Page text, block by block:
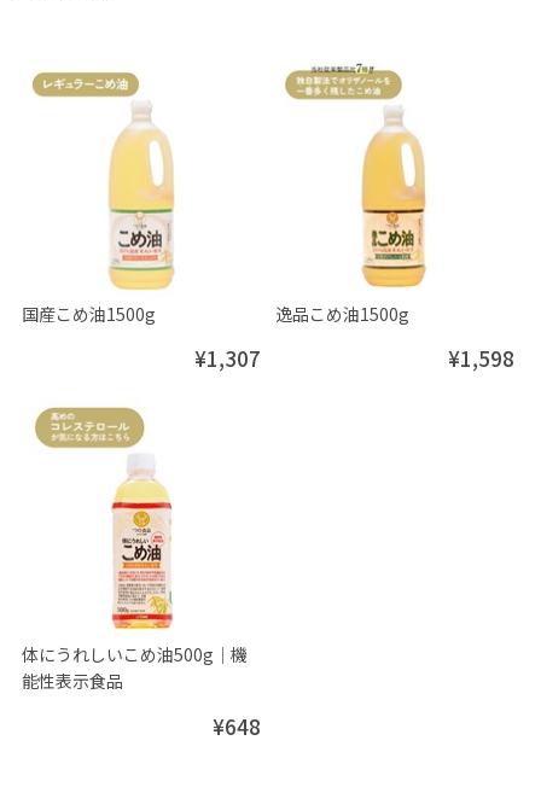
国産こめ油1500g
¥1,307
逸品こめ油1500g
¥1,598
体にうれしいこめ油500g│機
能性表示食品
¥648